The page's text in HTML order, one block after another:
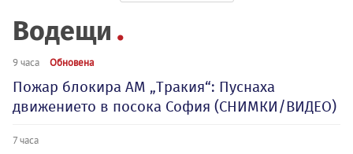
Водещи
9 часа Обновена
Пожар блокира АМ „Тракия“: Пуснаха
движението в посока София (СНИМКИ/ВИДЕО)
7 часа